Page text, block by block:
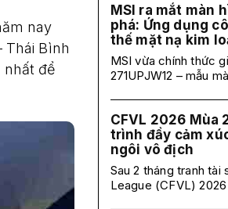
nay
Thái Bình
nhất để
MSI ra mắt màn
phá: Ứng dụng
thế mặt nạ kim
MSI vừa chính thức
271UPJW12 – mẫu
CFVL 2026 Mùa
trình đầy cảm
ngôi vô địch
Sau 2 tháng tranh tài
League (CFVL)